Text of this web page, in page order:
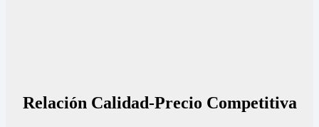
Relación Calidad-Precio Competitiva